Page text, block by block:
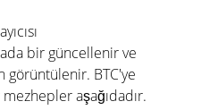
bir güncellenir ve
görüntülenir. BTC'ye
aşağıdadır.